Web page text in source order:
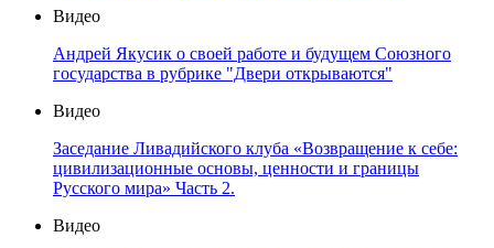
Видео
Андрей Якусик о своей работе и будущем Союзного
государства в рубрике "Двери открываются"
Видео
Заседание Ливадийского клуба «Возвращение к себе:
цивилизационные основы, ценности и границы
Русского мира» Часть 2.
Видео